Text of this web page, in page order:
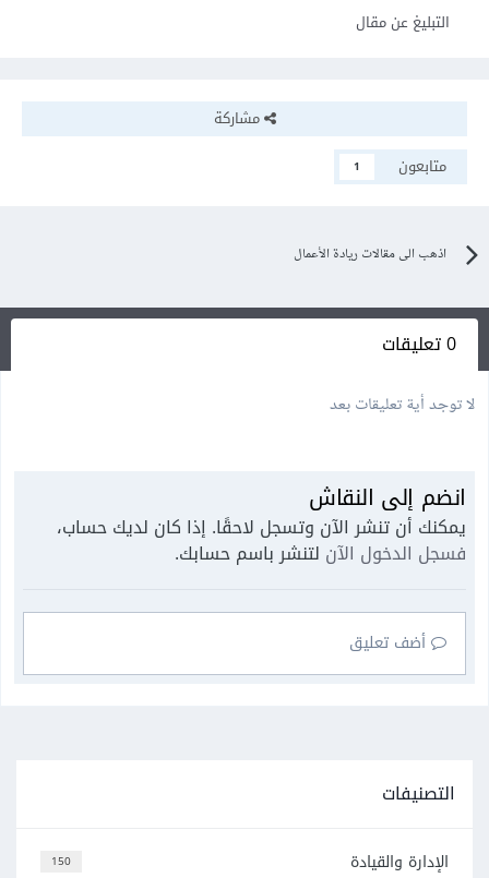
التبليغ عن مقال
مشاركة
متابعون
1
اذهب الى مقالات ريادة الأعمال
0 تعليقات
لا توجد أية تعليقات بعد
انضم إلى النقاش
يمكنك أن تنشر الآن وتسجل لاحقًا. إذا كان لديك حساب،
فسجل الدخول الآن لتنشر باسم حسابك.
أضف تعليق
التصنيفات
150 الإدارة والقيادة